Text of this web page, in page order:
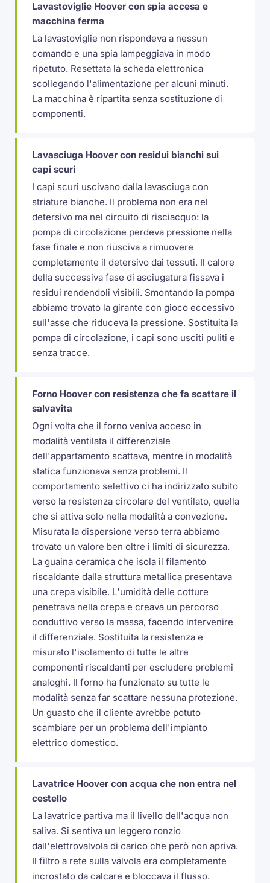
Lavastoviglie Hoover con spia accesa e
macchina ferma
La lavastoviglie non rispondeva a nessun
comando e una spia lampeggiava in modo
ripetuto. Resettata la scheda elettronica
scollegando l'alimentazione per alcuni minuti.
La macchina è ripartita senza sostituzione di
componenti.
Lavasciuga Hoover con residui bianchi sui
capi scuri
I capi scuri uscivano dalla lavasciuga con
striature bianche. Il problema non era nel
detersivo ma nel circuito di risciacquo: la
pompa di circolazione perdeva pressione nella
fase finale e non riusciva a rimuovere
completamente il detersivo dai tessuti. Il calore
della successiva fase di asciugatura fissava i
residui rendendoli visibili. Smontando la pompa
abbiamo trovato la girante con gioco eccessivo
sull'asse che riduceva la pressione. Sostituita la
pompa di circolazione, i capi sono usciti puliti e
senza tracce.
Forno Hoover con resistenza che fa scattare il
salvavita
Ogni volta che il forno veniva acceso in
modalità ventilata il differenziale
dell'appartamento scattava, mentre in modalità
statica funzionava senza problemi. Il
comportamento selettivo ci ha indirizzato subito
verso la resistenza circolare del ventilato, quella
che si attiva solo nella modalità a convezione.
Misurata la dispersione verso terra abbiamo
trovato un valore ben oltre i limiti di sicurezza.
La guaina ceramica che isola il filamento
riscaldante dalla struttura metallica presentava
una crepa visibile. L'umidità delle cotture
penetrava nella crepa e creava un percorso
conduttivo verso la massa, facendo intervenire
il differenziale. Sostituita la resistenza e
misurato l'isolamento di tutte le altre
componenti riscaldanti per escludere problemi
analoghi. Il forno ha funzionato su tutte le
modalità senza far scattare nessuna protezione.
Un guasto che il cliente avrebbe potuto
scambiare per un problema dell'impianto
elettrico domestico.
Lavatrice Hoover con acqua che non entra nel
cestello
La lavatrice partiva ma il livello dell'acqua non
saliva. Si sentiva un leggero ronzio
dall'elettrovalvola di carico che però non apriva.
Il filtro a rete sulla valvola era completamente
incrostato da calcare e bloccava il flusso.